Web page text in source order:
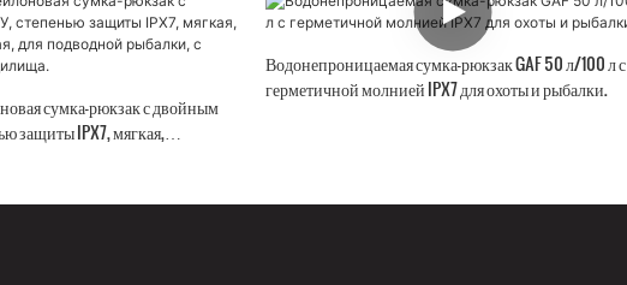
сумка-рюкзак с двойным
защиты IPX7, мягкая,
Водонепроницаемая сумка-рюкзак GAF 50 л/100 л с
герметичной молнией IPX7 для охоты и рыбалки.